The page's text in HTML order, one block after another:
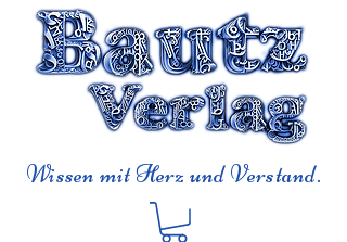
Wissen mit Herz und Verstand.